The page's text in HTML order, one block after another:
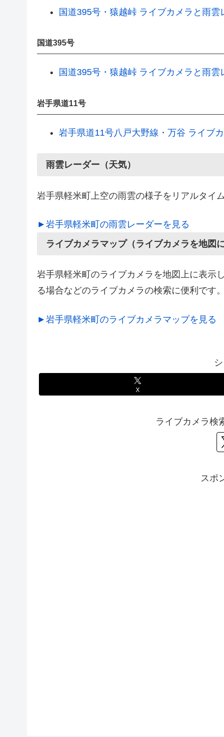
国道395号・猿越峠 ライブカメラと雨雲
国道395号
国道395号・猿越峠 ライブカメラと雨雲
岩手県道11号
岩手県道11号八戸大野線・万谷 ライブ
雨雲レーダー（天気）
岩手県軽米町上空の雨雲の様子をリアルタイ
►岩手県軽米町の雨雲レーダーを見る
ライブカメラマップ（ライブカメラを地図に
岩手県軽米町のライブカメラを地図上に表示
る場合などのライブカメラの検索に便利です。
►岩手県軽米町のライブカメラマップを見る
X
ライブカメラ検
スポ